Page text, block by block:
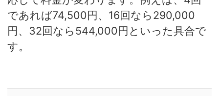
であれば74,500円、16回なら290,000
円、32回なら544,000円といった具合で
す。